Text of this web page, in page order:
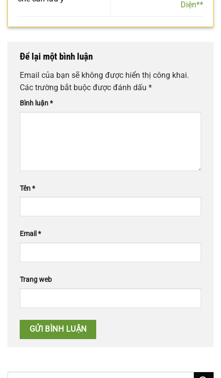
Diện**
Để lại một bình luận
Email của bạn sẽ không được hiển thị công khai.
Các trường bắt buộc được đánh dấu *
Bình luận*
Tên*
Email *
Trang web